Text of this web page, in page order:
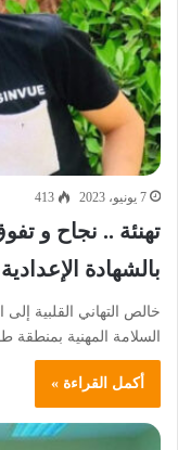
7 يونيو، 2023 413
تهنئة .. نجاح و
بالشهادة الإعدادية
خالص التهاني القلبية
السلامة المهنية
أكمل القراءة »